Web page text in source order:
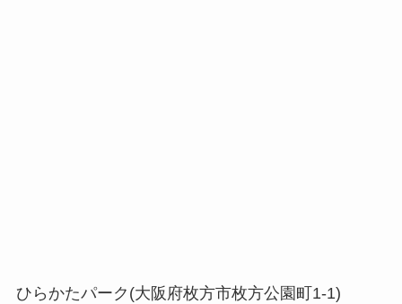
ひらかたパーク(大阪府枚方市枚方公園町1-1)